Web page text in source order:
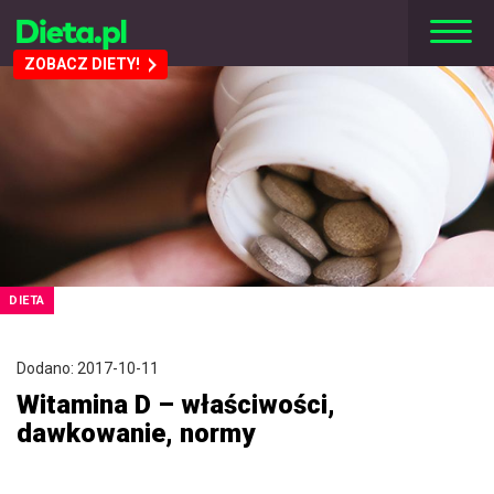
ZOBACZ DIETY!
DIETA
Dodano: 2017-10-11
Witamina D – właściwości,
dawkowanie, normy